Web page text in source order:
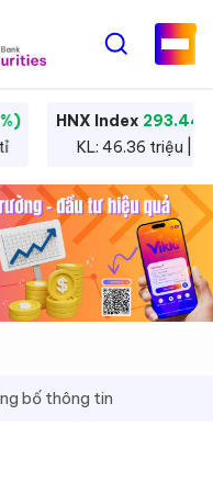
HNX Index 293.44
KL: 46.36 triệu |
bố thông tin